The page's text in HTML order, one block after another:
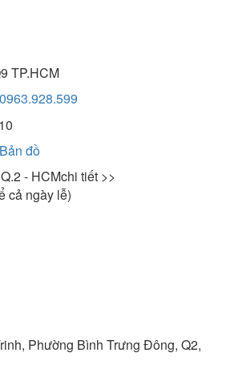
TP.HCM
0963.928.599
Bản đồ
- HCMchi tiết >>
cả ngày lễ)
Phường Bình Trưng Đông, Q2,